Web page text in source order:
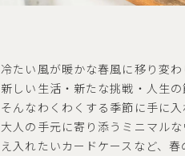
冷たい風が暖かな春風に移り変
新しい生活・新たな挑戦・人生
そんなわくわくする季節に手に
大人の手元に寄り添うミニマル
え入れたいカードケースなど、